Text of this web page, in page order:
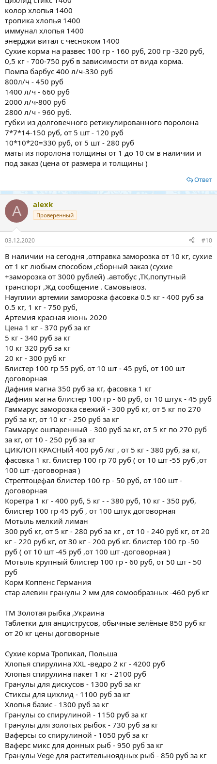
колор хлопья 1400
тропика хлопья 1400
иммунал хлопья 1400
энерджи витал с чесноком 1400
Сухие корма на развес 100 гр - 160 руб, 200 гр -320 руб,
0,5 кг - 700-750 руб в зависимости от вида корма.
Помпа барбус 400 л/ч-330 руб
800л/ч - 450 руб
1400 л/ч - 660 руб
2000 л/ч-800 руб
2800 л/ч - 960 руб.
губки из долговечного ретикулированного поролона
7*7*14-150 руб, от 5 шт - 120 руб
10*10*20=330 руб, от 5 шт - 280 руб
маты из поролона толщины от 1 до 10 см в наличии и
под заказ (цена от размера и толщины )
Ответ
A alexk
Проверенный
03.12.2020 #10
В наличии на сегодня ,отправка заморозка от 10 кг, сухие
от 1 кг любым способом ,сборный заказ (сухие
+заморозка от 3000 рублей) .автобус ,ТК,попутный
транспорт ,Жд сообщение . Самовывоз.
Науплии артемии заморозка фасовка 0.5 кг - 400 руб за
0.5 кг, 1 кг - 750 руб,
Артемия красная июнь 2020
Цена 1 кг - 370 руб за кг
5 кг - 340 руб за кг
10 кг 320 руб за кг
20 кг - 300 руб кг
Блистер 100 гр 55 руб, от 10 шт - 45 руб, от 100 шт
договорная
Дафния магна 350 руб за кг, фасовка 1 кг
Дафния магна блистер 100 гр - 60 руб, от 10 штук - 45 руб
Гаммарус заморозка свежий - 300 руб кг, от 5 кг по 270
руб за кг, от 10 кг - 250 руб за кг
Гаммарус ошпаренный - 300 руб за кг, от 5 кг по 270 руб
за кг, от 10 - 250 руб за кг
ЦИКЛОП КРАСНЫЙ 400 руб /кг , от 5 кг - 380 руб, за кг,
фасовка 1 кг. блистер 100 гр 70 руб ( от 10 шт -55 руб ,от
100 шт -договорная )
Стрептоцефал блистер 100 гр - 50 руб, от 100 шт -
договорная
Коретра 1 кг - 400 руб, 5 кг - - 380 руб, 10 кг - 350 руб,
блистер 100 гр 45 руб , от 100 штук договорная
Мотыль мелкий лиман
300 руб кг, от 5 кг - 280 руб за кг , от 10 - 240 руб кг, от 20
кг - 220 руб кг, от 30 кг - 200 руб кг. блистер 100 гр -50
руб ( от 10 шт -45 руб ,от 100 шт -договорная )
Мотыль крупный блистер 100 гр - 60 руб, от 50 шт - 50
руб
Корм Коппенс Германия
стар алевин гранулы 2 мм для сомообразных -460 руб кг
ТМ Золотая рыбка ,Украина
Таблетки для анциструсов, обычные зелёные 850 руб кг
от 20 кг цены договорные
Сухие корма Тропикал, Польша
Хлопья спирулина XXL -ведро 2 кг - 4200 руб
Хлопья спирулина пакет 1 кг - 2100 руб
Гранулы для дискусов - 1300 руб за кг
Стиксы для цихлид - 1100 руб за кг
Хлопья базис - 1300 руб за кг
Гранулы со спирулиной - 1150 руб за кг
Гранулы для золотых рыбок - 730 руб за кг
Ваферсы со спирулиной - 1050 руб за кг
Ваферс микс для донных рыб - 950 руб за кг
Гранулы Vege для растительноядных рыб - 850 руб за кг